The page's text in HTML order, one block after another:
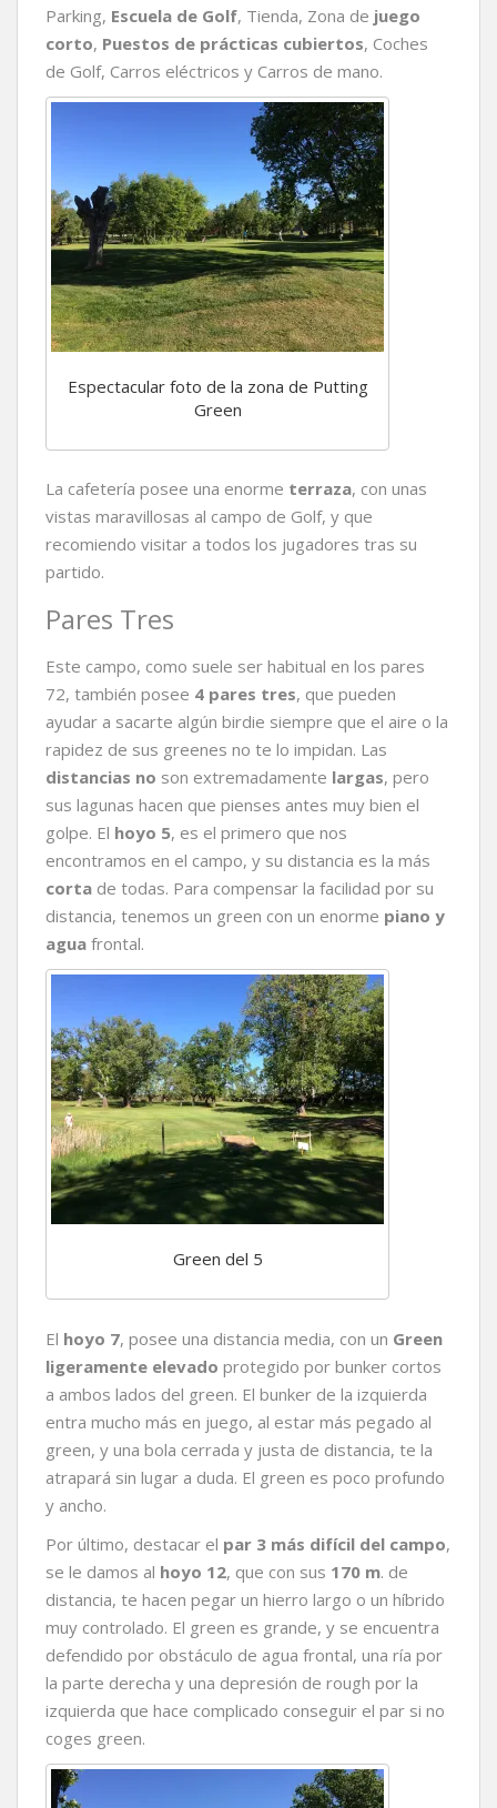
Parking, Escuela de Golf, Tienda, Zona de juego
corto, Puestos de prácticas cubiertos, Coches
de Golf, Carros eléctricos y Carros de mano.
Espectacular foto de la zona de Putting
Green
La cafetería posee una enorme terraza, con unas
vistas maravillosas al campo de Golf, y que
recomiendo visitar a todos los jugadores tras su
partido.
Pares Tres
Este campo, como suele ser habitual en los pares
72, también posee 4 pares tres, que pueden
ayudar a sacarte algún birdie siempre que el aire o la
rapidez de sus greenes no te lo impidan. Las
distancias no son extremadamente largas, pero
sus lagunas hacen que pienses antes muy bien el
golpe. El hoyo 5, es el primero que nos
encontramos en el campo, y su distancia es la más
corta de todas. Para compensar la facilidad por su
distancia, tenemos un green con un enorme piano y
agua frontal.
Green del 5
El hoyo 7, posee una distancia media, con un Green
ligeramente elevado protegido por bunker cortos
a ambos lados del green. El bunker de la izquierda
entra mucho más en juego, al estar más pegado al
green, y una bola cerrada y justa de distancia, te la
atrapará sin lugar a duda. El green es poco profundo
y ancho.
Por último, destacar el par 3 más difícil del campo,
se le damos al hoyo 12, que con sus 170 m. de
distancia, te hacen pegar un hierro largo o un híbrido
muy controlado. El green es grande, y se encuentra
defendido por obstáculo de agua frontal, una ría por
la parte derecha y una depresión de rough por la
izquierda que hace complicado conseguir el par si no
coges green.